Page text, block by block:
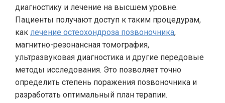
диагностику и лечение на высшем уровне.
Пациенты получают доступ к таким процедурам,
как лечение остеохондроза позвоночника,
магнитно-резонансная томография,
ультразвуковая диагностика и другие передовые
методы исследования. Это позволяет точно
определить степень поражения позвоночника и
разработать оптимальный план терапии.